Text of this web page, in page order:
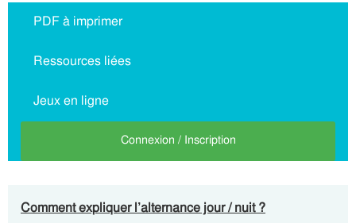
PDF à imprimer
Ressources liées
Jeux en ligne
Connexion / Inscription
Comment expliquer l’alternance jour / nuit ?